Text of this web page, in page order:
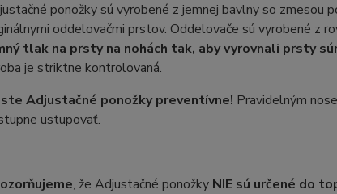
ponožky sú vyrobené z jemnej bavlny so
oddelovačmi prstov. Oddelovače sú vyrobené z
tlak na prsty na nohách tak, aby vyrovnali prsty
je striktne kontrolovaná.
Adjustačné ponožky preventívne! Pravidelným
ustupovať.
, že Adjustačné ponožky NIE sú určené do